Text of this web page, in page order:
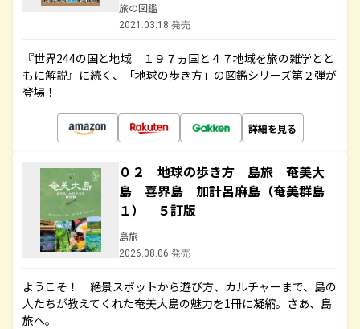
旅の図鑑
2021.03.18 発売
『世界244の国と地域 １９７ヵ国と４７地域を旅の雑学とと
もに解説』に続く、「地球の歩き方」の図鑑シリーズ第２弾が
登場！
詳細を見る
０２ 地球の歩き方 島旅 奄美大
島 喜界島 加計呂麻島（奄美群島
１） ５訂版
島旅
2026.08.06 発売
ようこそ！ 絶景スポットから遊び方、カルチャーまで、島の
人たちが教えてくれた奄美大島の魅力を1冊に凝縮。さあ、島
旅へ。